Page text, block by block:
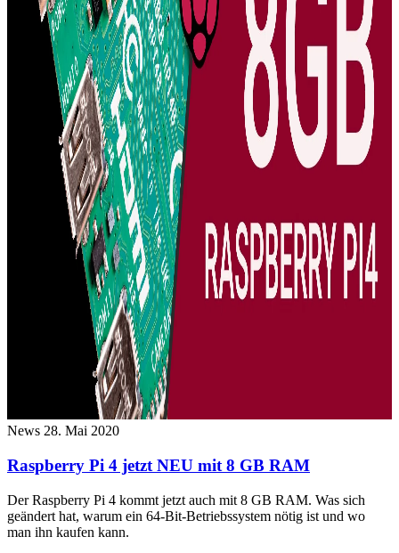
News 28. Mai 2020
Raspberry Pi 4 jetzt NEU mit 8 GB RAM
Der Raspberry Pi 4 kommt jetzt auch mit 8 GB RAM. Was sich
geändert hat, warum ein 64-Bit-Betriebssystem nötig ist und wo
man ihn kaufen kann.